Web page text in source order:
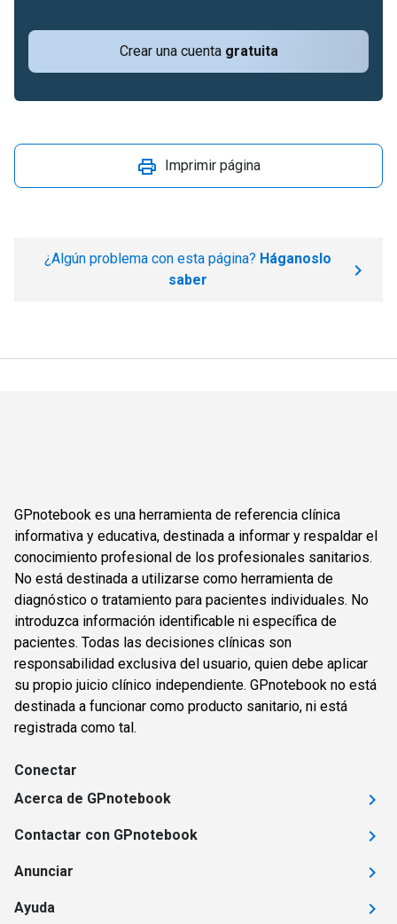
Crear una cuenta gratuita
Imprimir página
¿Algún problema con esta página? Háganoslo
saber
GPnotebook es una herramienta de referencia clínica
informativa y educativa, destinada a informar y respaldar el
conocimiento profesional de los profesionales sanitarios.
No está destinada a utilizarse como herramienta de
diagnóstico o tratamiento para pacientes individuales. No
introduzca información identificable ni específica de
pacientes. Todas las decisiones clínicas son
responsabilidad exclusiva del usuario, quien debe aplicar
su propio juicio clínico independiente. GPnotebook no está
destinada a funcionar como producto sanitario, ni está
registrada como tal.
Conectar
Acerca de GPnotebook
Contactar con GPnotebook
Anunciar
Ayuda